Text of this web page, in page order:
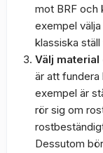
mot BRF och
exempel
klassiska
Välj material
är att fundera
exempel är
rör sig om
Dessutom